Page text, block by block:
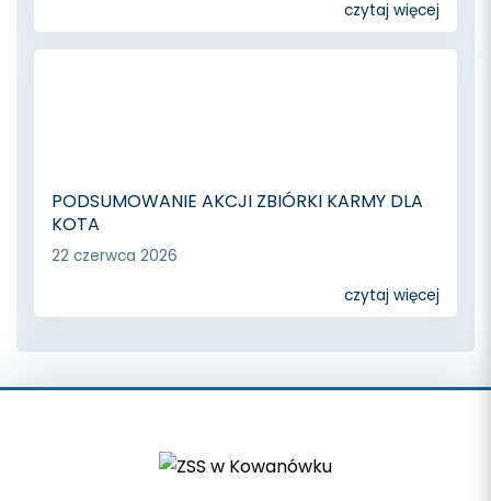
czytaj więcej
PODSUMOWANIE AKCJI ZBIÓRKI KARMY DLA
KOTA
22 czerwca 2026
czytaj więcej